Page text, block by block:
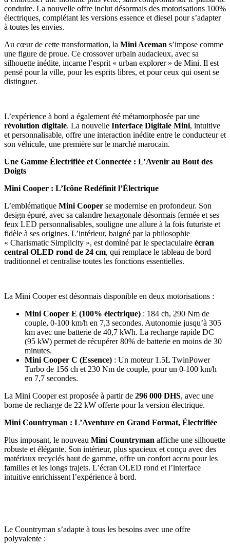
conduire. La nouvelle offre inclut désormais des motorisations 100%
électriques, complétant les versions essence et diesel pour s’adapter
à toutes les envies.
Au cœur de cette transformation, la Mini Aceman s’impose comme
une figure de proue. Ce crossover urbain audacieux, avec sa
silhouette inédite, incarne l’esprit « urban explorer » de Mini. Il est
pensé pour la ville, pour les esprits libres, et pour ceux qui osent se
distinguer.
L’expérience à bord a également été métamorphosée par une
révolution digitale. La nouvelle Interface Digitale Mini, intuitive
et personnalisable, offre une interaction inédite entre le conducteur et
son véhicule, une première sur le marché marocain.
Une Gamme Électrifiée et Connectée : L’Avenir au Bout des
Doigts
Mini Cooper : L’Icône Redéfinit l’Électrique
L’emblématique Mini Cooper se modernise en profondeur. Son
design épuré, avec sa calandre hexagonale désormais fermée et ses
feux LED personnalisables, souligne une allure à la fois futuriste et
fidèle à ses origines. L’intérieur, baigné par la philosophie
« Charismatic Simplicity », est dominé par le spectaculaire écran
central OLED rond de 24 cm, qui remplace le tableau de bord
traditionnel et centralise toutes les fonctions essentielles.
La Mini Cooper est désormais disponible en deux motorisations :
Mini Cooper E (100% électrique) : 184 ch, 290 Nm de
couple, 0-100 km/h en 7,3 secondes. Autonomie jusqu’à 305
km avec une batterie de 40,7 kWh. La recharge rapide DC
(95 kW) permet de récupérer 80% de batterie en moins de 30
minutes.
Mini Cooper C (Essence) : Un moteur 1.5L TwinPower
Turbo de 156 ch et 230 Nm de couple, pour un 0-100 km/h
en 7,7 secondes.
La Mini Cooper est proposée à partir de 296 000 DHS, avec une
borne de recharge de 22 kW offerte pour la version électrique.
Mini Countryman : L’Aventure en Grand Format, Électrifiée
Plus imposant, le nouveau Mini Countryman affiche une silhouette
robuste et élégante. Son intérieur, plus spacieux et conçu avec des
matériaux recyclés haut de gamme, offre un confort accru pour les
familles et les longs trajets. L’écran OLED rond et l’interface
intuitive enrichissent l’expérience à bord.
Le Countryman s’adapte à tous les besoins avec une offre
polyvalente :